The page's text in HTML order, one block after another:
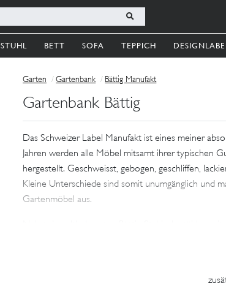
STUHL BETT SOFA TEPPICH
Garten Gartenbank Bättig Manufakt
Gartenbank Bättig
Das Schweizer Label Manufakt ist eines meiner
Jahren werden alle Möbel mitsamt ihrer typischen
hergestellt. Geschweisst, gebogen, geschliffen,
Kleine Unterschiede sind somit unumgänglich und
Gartenmöbel aus.
auferstehen zu lassen. Dazu gehört auch die
Mehr erfahren